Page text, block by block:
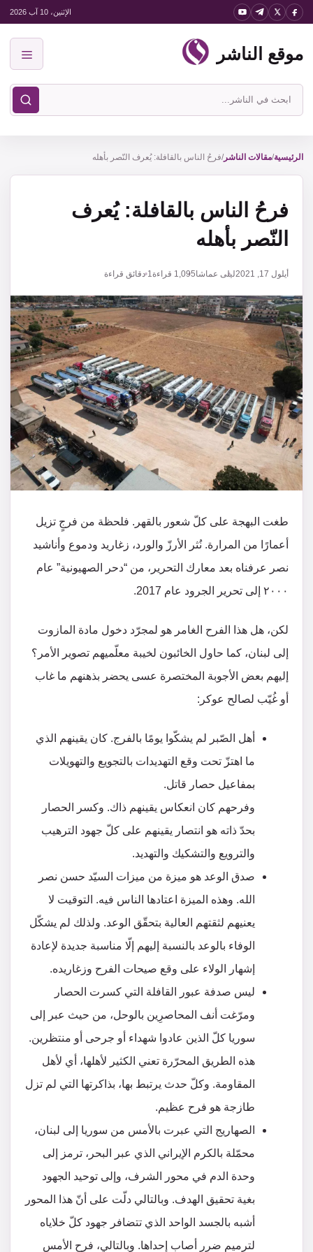
انتقل
المحتوى
الإثنين، 10 آب 2026
موقع الناشر
ابحث
في
الناشر
الرئيسية/مقالات الناشر/فرحُ الناس بالقافلة: يُعرف النّصر بأهله
فرحُ الناس بالقافلة: يُعرف
النّصر بأهله
أيلول 17, 2021 ليلى عماشا1,095 قراءة1 دقائق قراءة
طغت البهجة على كلّ شعور بالقهر. فلحظة من فرجٍ تزيل
أعمارًا من المرارة. نُثر الأرزّ والورد، زغاريد ودموع وأناشيد
نصر عرفناه بعد معارك التحرير، من “دحر الصهيونية” عام
٢٠٠٠ إلى تحرير الجرود عام 2017.
لكن، هل هذا الفرح الغامر هو لمجرّد دخول مادة المازوت
إلى لبنان، كما حاول الخائبون لخيبة معلّميهم تصوير الأمر؟
إليهم بعض الأجوبة المختصرة عسى يحضر بذهنهم ما غاب
أو غُيّب لصالح عوكر:
أهل الصّبر لم يشكّوا يومًا بالفرج. كان يقينهم الذي
ما اهتزّ تحت وقع التهديدات بالتجويع والتهويلات
بمفاعيل حصار قاتل.
وفرحهم كان انعكاس يقينهم ذاك. وكسر الحصار
بحدّ ذاته هو انتصار يقينهم على كلّ جهود الترهيب
والترويع والتشكيك والتهديد.
صدق الوعد هو ميزة من ميزات السيّد حسن نصر
الله. وهذه الميزة اعتادها الناس فيه. التوقيت لا
يعنيهم لثقتهم العالية بتحقّق الوعد. ولذلك لم يشكّل
الوفاء بالوعد بالنسبة إليهم إلّا مناسبة جديدة لإعادة
إشهار الولاء على وقع صيحات الفرح وزغاريده.
ليس صدفة عبور القافلة التي كسرت الحصار
ومرّغت أنف المحاصرِين بالوحل، من حيث عبر إلى
سوريا كلّ الذين عادوا شهداء أو جرحى أو منتظرين.
هذه الطريق المحرّرة تعني الكثير لأهلها، أي لأهل
المقاومة. وكلّ حدث يرتبط بها، بذاكرتها التي لم تزل
طازجة هو فرح عظيم.
الصهاريج التي عبرت بالأمس من سوريا إلى لبنان،
محمّلة بالكرم الإيراني الذي عبر البحر، ترمز إلى
وحدة الدم في محور الشرف، وإلى توحيد الجهود
بغية تحقيق الهدف. وبالتالي دلّت على أنّ هذا المحور
أشبه بالجسد الواحد الذي تتضافر جهود كلّ خلاياه
لترميم ضرر أصاب إحداها. وبالتالي، فرح الأمس